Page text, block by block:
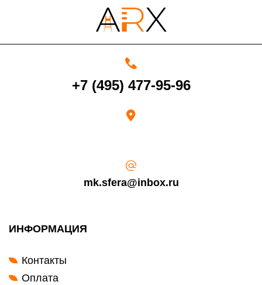
Срок возврата товара надлежащего качества составляет 30 дней с
Возврат переведенных средств производится на Ваш банковский
+7 (495) 477-95-96
mk.sfera@inbox.ru
ИНФОРМАЦИЯ
Контакты
Оплата